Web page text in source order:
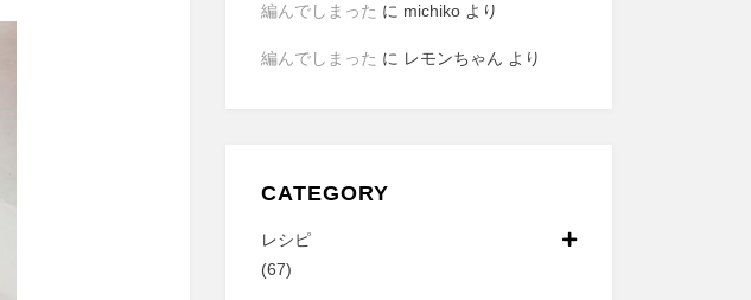
編んでしまった に michikoより
編んでしまった に レモンちゃん より
CATEGORY
レシピ
(67)